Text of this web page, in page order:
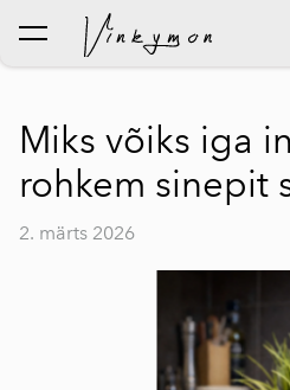
lisati ostukorvi.
Miks võiks iga
rohkem sinepit
2. märts 2026